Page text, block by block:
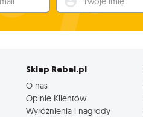
Sklep Rebel.pl
O nas
Opinie Klientów
Wyróżnienia i nagrody